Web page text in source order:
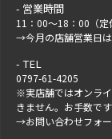
営業時間
11：00～18：00（定
→今月の店舗営業日
TEL
0797-61-4205
※実店舗ではオンラ
きません。お手数です
→お問い合わせフォ